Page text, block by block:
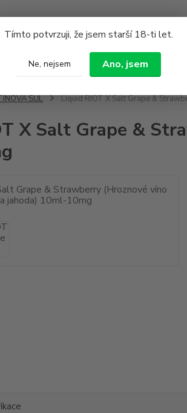
Tímto potvrzuji, že jsem starší 18-ti let.
Ne, nejsem Ano, jsem
Hledat
SŮL Liquid RIOT X Salt Grape &
X Salt Grape &